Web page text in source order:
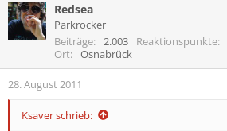
Redsea
Parkrocker
Beiträge
2.003 Reaktionspunkte
Ort
Osnabrück
28. August 2011
Ksaver schrieb: